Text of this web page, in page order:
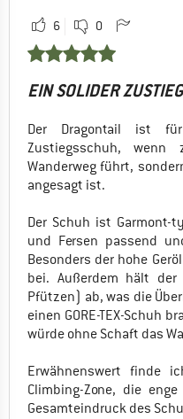
6 0
EIN SOLIDER
Der Dragontail ist
Zustiegsschuh, wenn
Wanderweg führt,
angesagt ist.
Der Schuh ist
und Fersen passend
Besonders der hohe
bei. Außerdem hält
Pfützen) ab, was die
einen GORE-TEX-Schuh
würde ohne Schaft das
Erwähnenswert finde
Climbing-Zone, die
Gesamteindruck des